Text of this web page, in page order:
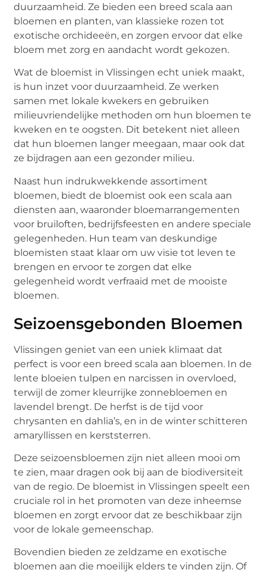
duurzaamheid. Ze bieden een breed scala aan
bloemen en planten, van klassieke rozen tot
exotische orchideeën, en zorgen ervoor dat elke
bloem met zorg en aandacht wordt gekozen.
Wat de bloemist in Vlissingen echt uniek maakt,
is hun inzet voor duurzaamheid. Ze werken
samen met lokale kwekers en gebruiken
milieuvriendelijke methoden om hun bloemen te
kweken en te oogsten. Dit betekent niet alleen
dat hun bloemen langer meegaan, maar ook dat
ze bijdragen aan een gezonder milieu.
Naast hun indrukwekkende assortiment
bloemen, biedt de bloemist ook een scala aan
diensten aan, waaronder bloemarrangementen
voor bruiloften, bedrijfsfeesten en andere speciale
gelegenheden. Hun team van deskundige
bloemisten staat klaar om uw visie tot leven te
brengen en ervoor te zorgen dat elke
gelegenheid wordt verfraaid met de mooiste
bloemen.
Seizoensgebonden Bloemen
Vlissingen geniet van een uniek klimaat dat
perfect is voor een breed scala aan bloemen. In de
lente bloeien tulpen en narcissen in overvloed,
terwijl de zomer kleurrijke zonnebloemen en
lavendel brengt. De herfst is de tijd voor
chrysanten en dahlia’s, en in de winter schitteren
amaryllissen en kerststerren.
Deze seizoensbloemen zijn niet alleen mooi om
te zien, maar dragen ook bij aan de biodiversiteit
van de regio. De bloemist in Vlissingen speelt een
cruciale rol in het promoten van deze inheemse
bloemen en zorgt ervoor dat ze beschikbaar zijn
voor de lokale gemeenschap.
Bovendien bieden ze zeldzame en exotische
bloemen aan die moeilijk elders te vinden zijn. Of